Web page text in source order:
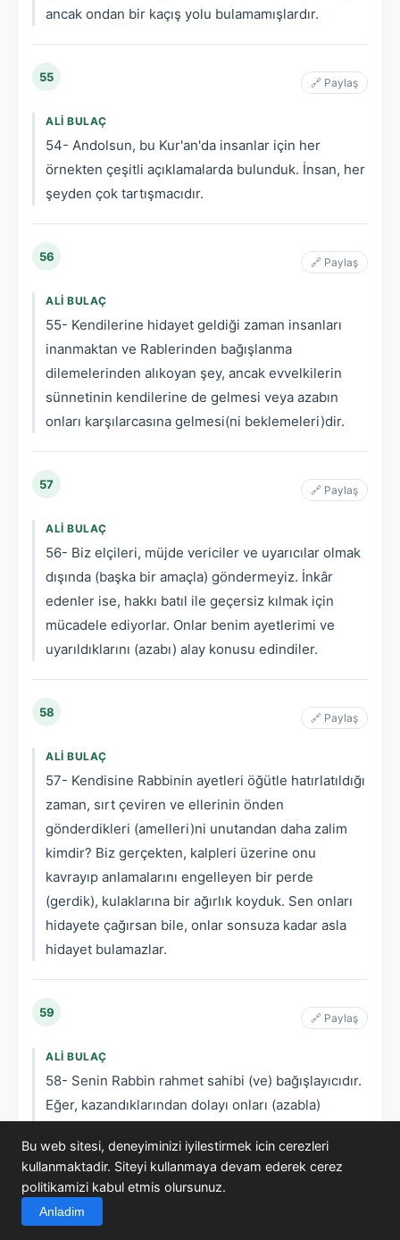
ancak ondan bir kaçış yolu bulamamışlardır.
55 🔗 Paylaş
ALI BULAÇ
54- Andolsun, bu Kur'an'da insanlar için her
örnekten çeşitli açıklamalarda bulunduk. İnsan, her
şeyden çok tartışmacıdır.
56 🔗 Paylaş
ALI BULAÇ
55- Kendilerine hidayet geldiği zaman insanları
inanmaktan ve Rablerinden bağışlanma
dilemelerinden alıkoyan şey, ancak evvelkilerin
sünnetinin kendilerine de gelmesi veya azabın
onları karşılarcasına gelmesi(ni beklemeleri)dir.
57 🔗 Paylaş
ALI BULAÇ
56- Biz elçileri, müjde vericiler ve uyarıcılar olmak
dışında (başka bir amaçla) göndermeyiz. İnkâr
edenler ise, hakkı batıl ile geçersiz kılmak için
mücadele ediyorlar. Onlar benim ayetlerimi ve
uyarıldıklarını (azabı) alay konusu edindiler.
58 🔗 Paylaş
ALI BULAÇ
57- Kendisine Rabbinin ayetleri öğütle hatırlatıldığı
zaman, sırt çeviren ve ellerinin önden
gönderdikleri (amelleri)ni unutandan daha zalim
kimdir? Biz gerçekten, kalpleri üzerine onu
kavrayıp anlamalarını engelleyen bir perde
(gerdik), kulaklarına bir ağırlık koyduk. Sen onları
hidayete çağırsan bile, onlar sonsuza kadar asla
hidayet bulamazlar.
59 🔗 Paylaş
ALI BULAÇ
58- Senin Rabbin rahmet sahibi (ve) bağışlayıcıdır.
Eğer, kazandıklarından dolayı onları (azabla)
çabuklaştırırdı. Hayır, onlar için bir buluşma zamanı
vardır, onun dışında asla başka bir sığınak
bulamayacaklardır.
Bu web sitesi, deneyiminizi iyilestirmek icin cerezleri
kullanmaktadir. Siteyi kullanmaya devam ederek cerez
politikamizi kabul etmis olursunuz.
Anladim